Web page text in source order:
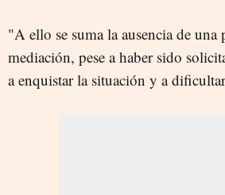
"A ello se suma la ausencia de una
mediación, pese a haber sido
a enquistar la situación y a